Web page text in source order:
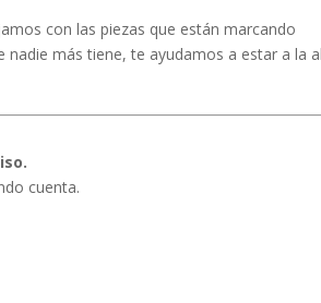
con las piezas que están marcando
más tiene, te ayudamos a estar a la
cuenta.